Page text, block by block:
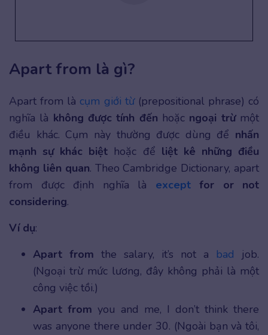
Apart from là gì?
Apart from là cụm giới từ(prepositional phrase) có
nghĩa là không được tính đến hoặc ngoại trừmột
điều khác. Cụm này thường được dùng để nhấn
mạnh sự khác biệt hoặc để liệt kê những điều
không liên quan. Theo Cambridge Dictionary, apart
from được định nghĩa là exceptfor or not
considering.
Ví dụ:
Apart from the salary, it’s not a bad job.
(Ngoại trừ mức lương, đây không phải là một
công việc tồi.)
Apart from you and me, I don’t think there
was anyone there under 30. (Ngoài bạn và tôi,